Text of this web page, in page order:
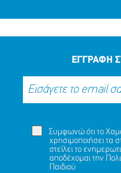
ΕΓΓΡΑΦΗ
Συμφωνώ ότι το
χρησιμοποιήσει τα
στείλει το
αποδέχομαι την
Παιδιού